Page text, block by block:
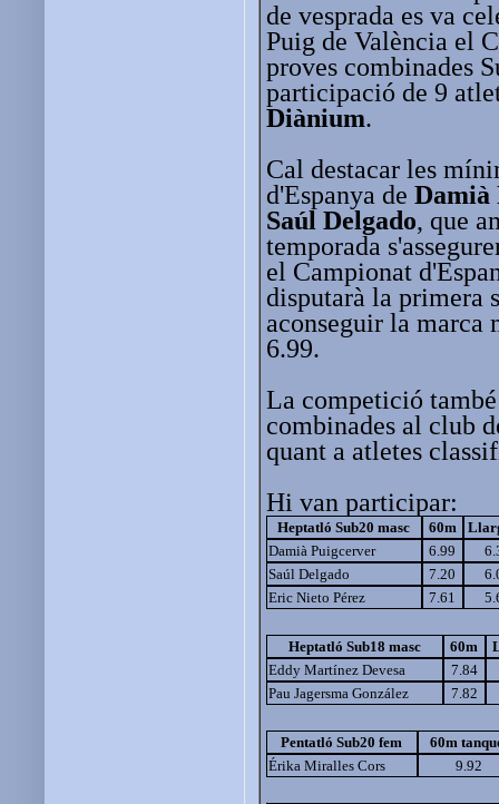
de vesprada es va
Puig de València el
proves combinades
participació de 9
Diànium.
Cal destacar les
d'Espanya de Damià
Saúl Delgado, que
temporada
el Campionat
disputarà la primera
aconseguir la marca
6.99.
La competició
combinades al club
quant a atletes
Hi van participar:
Heptatló Sub20 masc 60m
Damià Puigcerver
6.99
Saúl Delgado
7.20
Eric Nieto Pérez
7.61
Heptatló Sub18 masc 60m
Eddy Martínez Devesa
7.84
Pau Jagersma González
7.82
Pentatló Sub20 fem
60m
Érika Miralles Cors
9.92